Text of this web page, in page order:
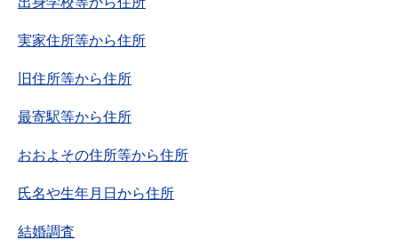
実家住所等から住所
旧住所等から住所
最寄駅等から住所
おおよその住所等から住所
氏名や生年月日から住所
結婚調査